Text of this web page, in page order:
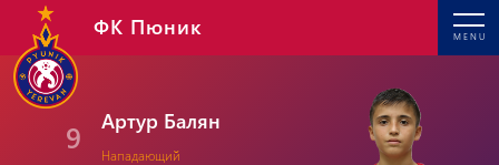
MENU
ФК Пюник
9 Артур Балян
Нападающий